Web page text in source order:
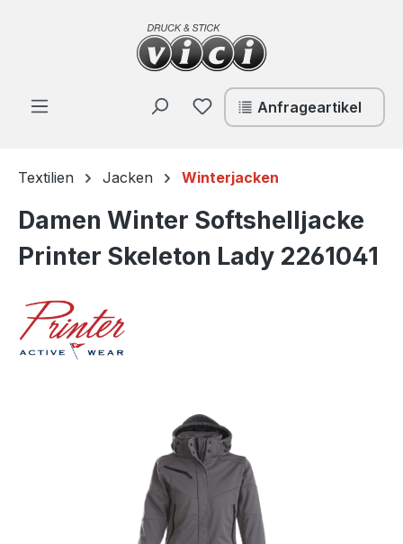
Zum Hauptinhalt springen
Du hast 0 Produkte auf
Anfrageartikel
Textilien Jacken Winterjacken
Damen Winter Softshelljacke
Printer Skeleton Lady 2261041
Bildergalerie überspringen